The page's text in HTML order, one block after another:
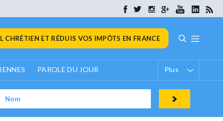
CHRÉTIEN ET RÉDUIS VOS IMPÔTS EN FRANCE
PAROLE DU JOUR Plus